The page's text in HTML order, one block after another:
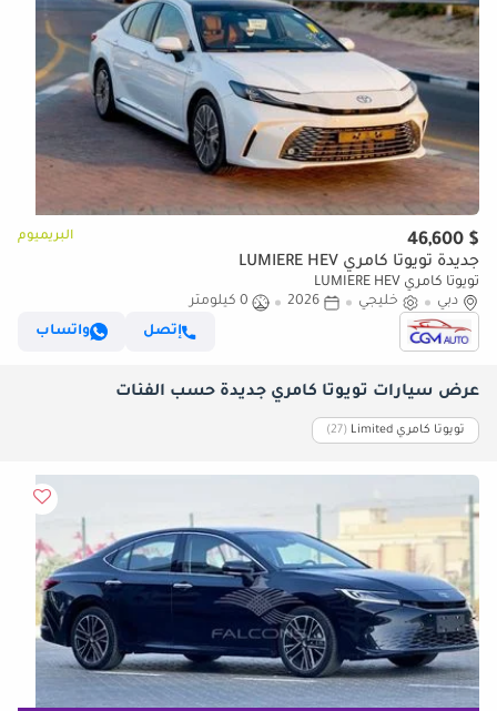
$ 46,600 البريميوم
جديدة تويوتا كامري LUMIERE HEV
تويوتا كامري LUMIERE HEV
دبي
خليجي 2026
0 كيلومتر
إتصل
واتساب
عرض سيارات تويوتا كامري جديدة حسب الفئات
تويوتا كامري Limited ‏(27)